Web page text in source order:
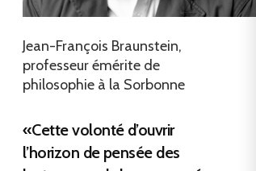
Jean-François Braunstein,
professeur émérite de
philosophie à la Sorbonne
«Cette volonté d’ouvrir
l’horizon de pensée des